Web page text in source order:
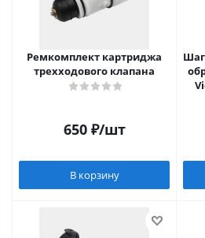
Ремкомплект картриджа
трехходового клапана
650₽/шт
В корзину